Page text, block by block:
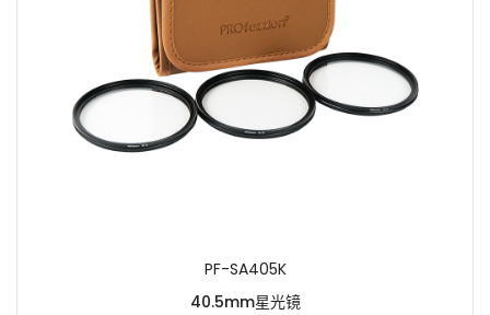
PF-SA405K
40.5mm星光镜